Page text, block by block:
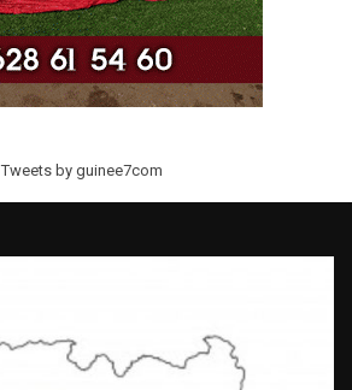
Tweets by guinee7com